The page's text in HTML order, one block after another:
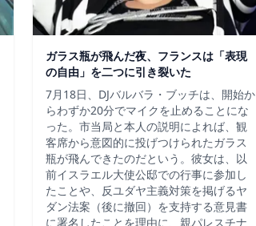
ガラス瓶が飛んだ夜、フランスは「表現
の自由」を二つに引き裂いた
7月18日、DJバルバラ・ブッチは、開始か
らわずか20分でマイクを止めることにな
った。市当局と本人の説明によれば、観
客席から意図的に投げつけられたガラス
瓶が飛んできたのだという。彼女は、以
前イスラエル大使公邸での行事に参加し
たことや、反ユダヤ主義対策を掲げるヤ
ダン法案（後に撤回）を支持する意見書
に署名したことを理由に、親パレスチナ